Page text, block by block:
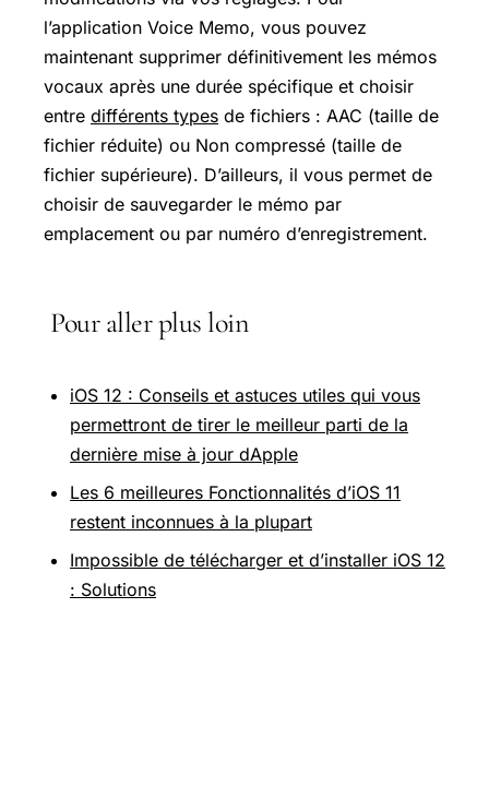
l’application Voice Memo, vous pouvez
maintenant supprimer définitivement les mémos
vocaux après une durée spécifique et choisir
entre différents types de fichiers : AAC (taille de
fichier réduite) ou Non compressé (taille de
fichier supérieure). D’ailleurs, il vous permet de
choisir de sauvegarder le mémo par
emplacement ou par numéro d’enregistrement.
Pour aller plus loin
iOS 12 : Conseils et astuces utiles qui vous
permettront de tirer le meilleur parti de la
dernière mise à jour dApple
Les 6 meilleures Fonctionnalités d’iOS 11
restent inconnues à la plupart
Impossible de télécharger et d’installer iOS 12
: Solutions